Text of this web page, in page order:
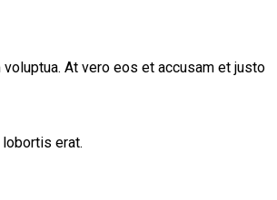
At vero eos et accusam et justo
erat.